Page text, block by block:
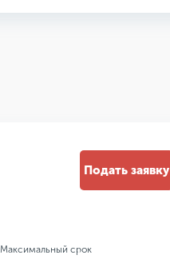
Максимальный срок
Подать заявку